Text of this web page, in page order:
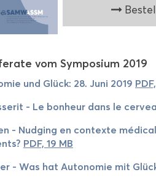
vom Sym­po­si­um 2019
und Glück: 28. Juni 2019
- Le bon­heur dans le
- Nud­ging en con­tex­te
PDF, 19 MB
- Was hat Au­to­no­mie mit